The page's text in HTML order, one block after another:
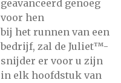
geavanceerd genoeg
voor hen
bij het runnen van een
bedrijf, zal de Juliet™-
snijder er voor u zijn
in elk hoofdstuk van